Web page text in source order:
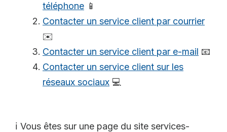
téléphone 📱
Contacter un service client par courrier
✉️
Contacter un service client par e-mail 📧
Contacter un service client sur les
réseaux sociaux 💻
ℹ️ Vous êtes sur une page du site services-